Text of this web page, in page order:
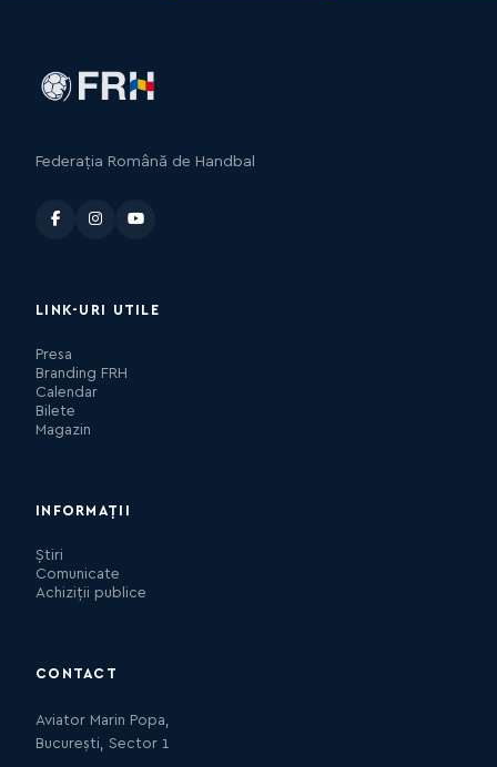
Federația Română de Handbal
LINK-URI UTILE
Presa
Branding FRH
Calendar
Bilete
Magazin
INFORMAȚII
Știri
Comunicate
Achiziții publice
CONTACT
Aviator Marin Popa,
București, Sector 1